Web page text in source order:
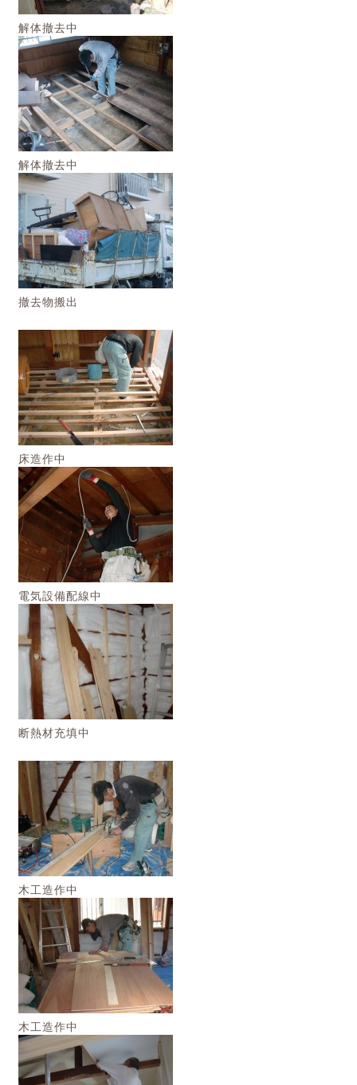
解体撤去中
解体撤去中
撤去物搬出
床造作中
電気設備配線中
断熱材充填中
木工造作中
木工造作中